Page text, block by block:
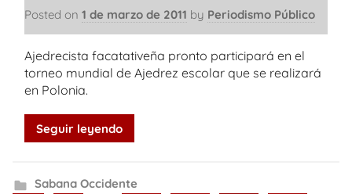
Posted on 1 de marzo de 2011 by Periodismo Público
Ajedrecista facatativeña pronto participará en el
torneo mundial de Ajedrez escolar que se realizará
en Polonia.
Seguir leyendo
Sabana Occidente